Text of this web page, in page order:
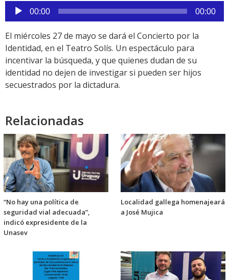
Reproductor
de
audio
00:00 00:00
El miércoles 27 de mayo se dará el Concierto por la
Identidad, en el Teatro Solís. Un espectáculo para
incentivar la búsqueda, y que quienes dudan de su
identidad no dejen de investigar si pueden ser hijos
secuestrados por la dictadura.
Relacionadas
“No hay una política de
seguridad vial adecuada”,
indicó expresidente de la
Unasev
Localidad gallega homenajeará
a José Mujica